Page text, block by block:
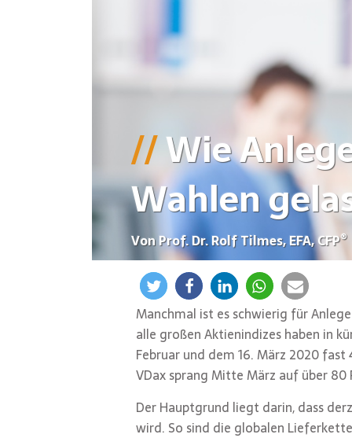
Wie
Wahlen
Von Prof. Dr. Rolf Tilmes, EFA, CFP®
Manchmal ist es schwierig für
alle großen Aktienindizes haben in
Februar und dem 16. März 2020
VDax sprang Mitte März auf über
Der Hauptgrund liegt darin, dass
wird. So sind die globalen